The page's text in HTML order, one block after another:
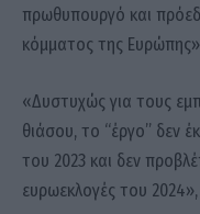
πρωθυπουργό και
κόμματος της
«Δυστυχώς για τους
θιάσου, το “έργο” δεν
του 2023 και δεν
ευρωεκλογές του